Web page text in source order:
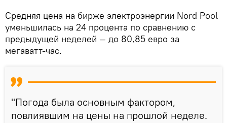
Средняя цена на бирже электроэнергии Nord Pool
уменьшилась на 24 процента по сравнению с
предыдущей неделей — до 80,85 евро за
мегаватт-час.
"Погода была основным фактором,
повлиявшим на цены на прошлой неделе.